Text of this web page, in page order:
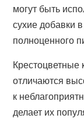
могут быть
сухие добавки
полноценного
Крестоцветные
отличаются
к
делает их